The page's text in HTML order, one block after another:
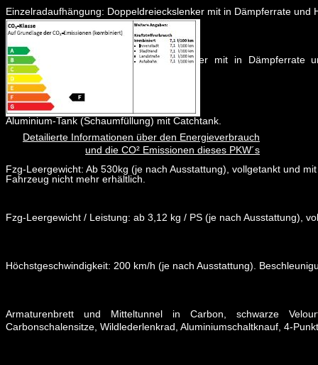
Einzelradaufhängung: Doppeldreieckslenker mit in Dämpferrate
Einzelradaufhängung: Doppeldreieckslenker mit in Dämpferrate
hochfesten Unibalgelenken.
Aluminium-Tank (Schaumfüllung) mit Catchtank.
Fzg-Leergewicht: Ab 530kg (je nach Ausstattung), vollgetankt und
Fzg-Leergewicht / Leistung: ab 3,12 kg / PS (je nach Ausstattung),
Höchstgeschwindigkeit: 200 km/h (je nach Ausstattung).
Armaturenbrett und Mitteltunnel in Carbon, schwarze
Carbonschalensitze, Wildlederlenkrad, Aluminiumschaltknauf, 4-
Detailierte Informationen über den Energieverbrauch
und die CO² Emissionen dieses PKW´s
Fahrzeug nicht mehr erhältlich.